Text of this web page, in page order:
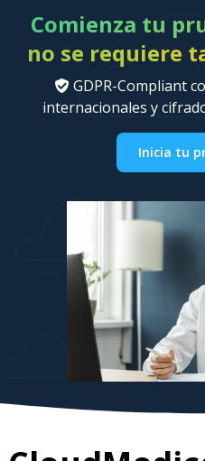
Comienza tu
no se requiere
GDPR-Compliant
internacionales y
Inicia tu